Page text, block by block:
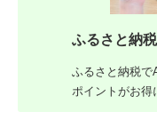
ふるさと納
ふるさと納税で
ポイントがお得